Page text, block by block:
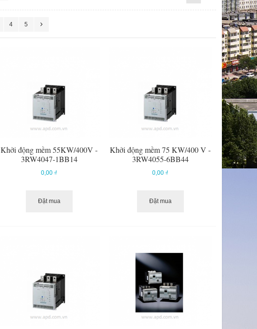
4 5
Khởi động mềm 55KW/400V -
3RW4047-1BB14
0,00 ₫
Đặt mua
Khởi động mềm 75 KW/400 V -
3RW4055-6BB44
0,00 ₫
Đặt mua